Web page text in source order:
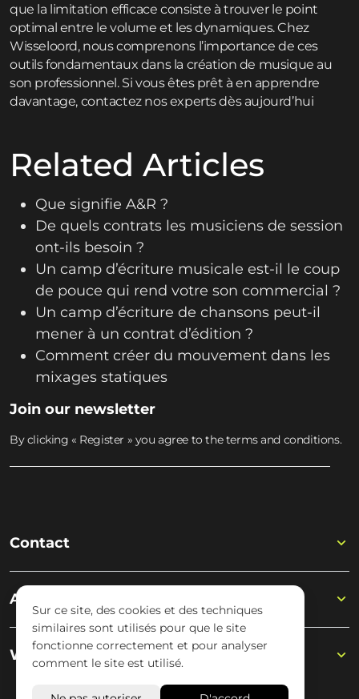
que la limitation efficace consiste à trouver le point
optimal entre le volume et les dynamiques. Chez
Wisseloord, nous comprenons l’importance de ces
outils fondamentaux dans la création de musique au
son professionnel. Si vous êtes prêt à en apprendre
davantage, contacteznos experts dès aujourd’hui
Related Articles
Que signifie A&R ?
De quels contrats les musiciens de session
ont-ils besoin ?
Un camp d’écriture musicale est-il le coup
de pouce qui rend votre son commercial ?
Un camp d’écriture de chansons peut-il
mener à un contrat d’édition ?
Comment créer du mouvement dans les
mixages statiques
Join our newsletter
By clicking « Register » you agree to the terms and conditions.
Contact
Academy
Wisseloord
Sur ce site, des cookies et des techniques
similaires sont utilisés pour que le site
fonctionne correctement et pour analyser
comment le site est utilisé.